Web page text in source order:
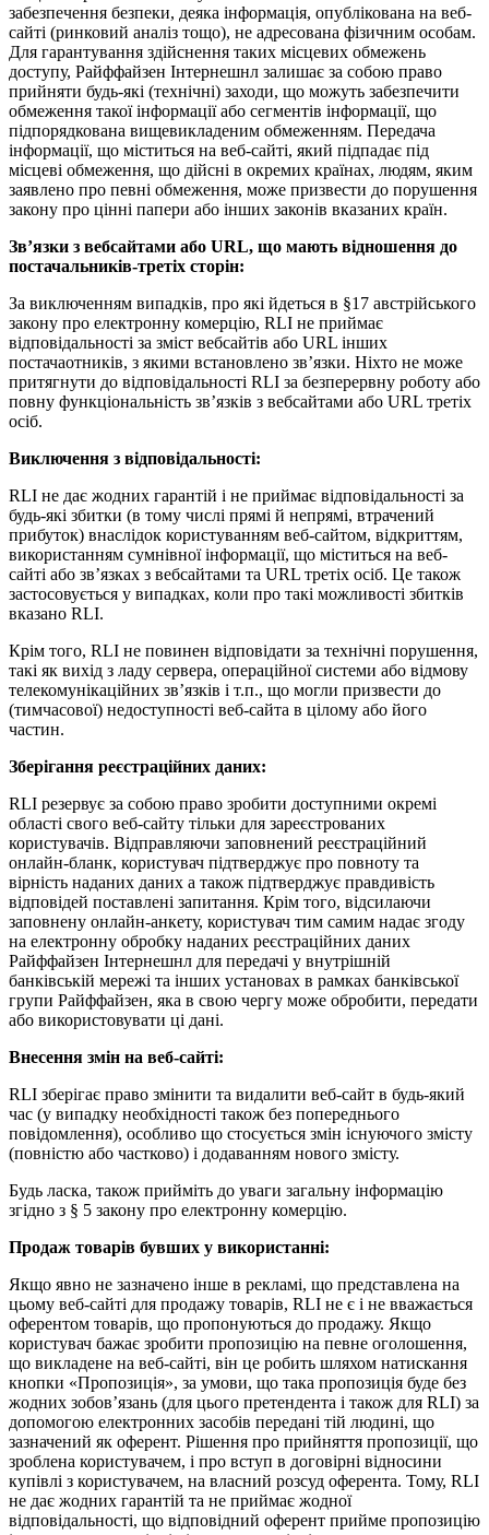
забезпечення безпеки, деяка інформація, опублікована на веб-
сайті (ринковий аналіз тощо), не адресована фізичним особам.
Для гарантування здійснення таких місцевих обмежень
доступу, Райффайзен Інтернешнл залишає за собою право
прийняти будь-які (технічні) заходи, що можуть забезпечити
обмеження такої інформації або сегментів інформації, що
підпорядкована вищевикладеним обмеженням. Передача
інформації, що міститься на веб-сайті, який підпадає під
місцеві обмеження, що дійсні в окремих країнах, людям, яким
заявлено про певні обмеження, може призвести до порушення
закону про цінні папери або інших законів вказаних країн.
Зв’язки з вебсайтами або URL, що мають відношення до
постачальників-третіх сторін:
За виключенням випадків, про які йдеться в §17 австрійського
закону про електронну комерцію, RLI не приймає
відповідальності за зміст вебсайтів або URL інших
постачаотників, з якими встановлено зв’язки. Ніхто не може
притягнути до відповідальності RLI за безперервну роботу або
повну функціональність зв’язків з вебсайтами або URL третіх
осіб.
Виключення з відповідальності:
RLI не дає жодних гарантій і не приймає відповідальності за
будь-які збитки (в тому числі прямі й непрямі, втрачений
прибуток) внаслідок користуванням веб-сайтом, відкриттям,
використанням сумнівної інформації, що міститься на веб-
сайті або зв’язках з вебсайтами та URL третіх осіб. Це також
застосовується у випадках, коли про такі можливості збитків
вказано RLI.
Крім того, RLI не повинен відповідати за технічні порушення,
такі як вихід з ладу сервера, операційної системи або відмову
телекомунікаційних зв’язків і т.п., що могли призвести до
(тимчасової) недоступності веб-сайта в цілому або його
частин.
Зберігання реєстраційних даних:
RLI резервує за собою право зробити доступними окремі
області свого веб-сайту тільки для зареєстрованих
користувачів. Відправляючи заповнений реєстраційний
онлайн-бланк, користувач підтверджує про повноту та
вірність наданих даних а також підтверджує правдивість
відповідей поставлені запитання. Крім того, відсилаючи
заповнену онлайн-анкету, користувач тим самим надає згоду
на електронну обробку наданих реєстраційних даних
Райффайзен Інтернешнл для передачі у внутрішній
банківській мережі та інших установах в рамках банківської
групи Райффайзен, яка в свою чергу може обробити, передати
або використовувати ці дані.
Внесення змін на веб-сайті:
RLI зберігає право змінити та видалити веб-сайт в будь-який
час (у випадку необхідності також без попереднього
повідомлення), особливо що стосується змін існуючого змісту
(повністю або частково) і додаванням нового змісту.
Будь ласка, також прийміть до уваги загальну інформацію
згідно з § 5 закону про електронну комерцію.
Продаж товарів бувших у використанні:
Якщо явно не зазначено інше в рекламі, що представлена на
цьому веб-сайті для продажу товарів, RLI не є і не вважається
оферентом товарів, що пропонуються до продажу. Якщо
користувач бажає зробити пропозицію на певне оголошення,
що викладене на веб-сайті, він це робить шляхом натискання
кнопки «Пропозиція», за умови, що така пропозиція буде без
жодних зобов’язань (для цього претендента і також для RLI) за
допомогою електронних засобів передані тій людині, що
зазначений як оферент. Рішення про прийняття пропозиції, що
зроблена користувачем, і про вступ в договірні відносини
купівлі з користувачем, на власний розсуд оферента. Тому, RLI
не дає жодних гарантій та не приймає жодної
відповідальності, що відповідний оферент прийме пропозицію